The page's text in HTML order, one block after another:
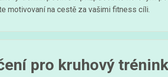
motivovaní na cestě za vašimi fitness cíli.
pro kruhový